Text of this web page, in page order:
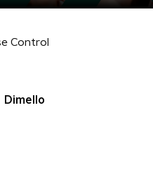
Control
Dimello